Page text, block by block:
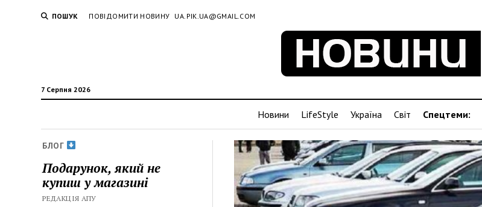
ПОШУК ПОВІДОМИТИ НОВИНУ UA.PIK.UA@GMAIL.COM
7 Серпня 2026
Новини LifeStyle Україна Світ Спецтеми:
БЛОГ
Подарунок, який не
купиш у магазині
РЕДАКЦІЯ АПУ